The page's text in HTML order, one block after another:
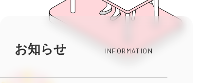
お知らせ INFORMATION